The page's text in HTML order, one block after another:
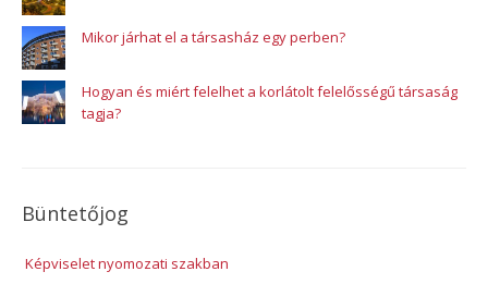
Mikor járhat el a társasház egy perben?
Hogyan és miért felelhet a korlátolt felelősségű társaság
tagja?
Büntetőjog
Képviselet nyomozati szakban